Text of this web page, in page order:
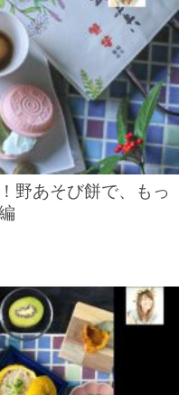
野あそび餅で、もっ